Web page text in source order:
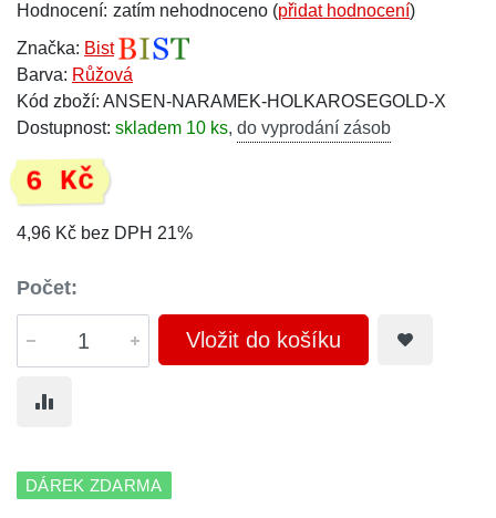
Hodnocení: zatím nehodnoceno (přidat hodnocení)
Značka: Bist
Barva: Růžová
Kód zboží: ANSEN-NARAMEK-HOLKAROSEGOLD-X
Dostupnost: skladem 10 ks, do vyprodání zásob
6 Kč
4,96 Kč bez DPH 21%
Počet:
Vložit do košíku
DÁREK ZDARMA